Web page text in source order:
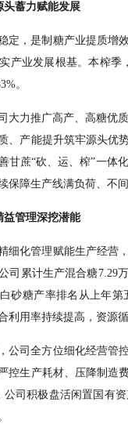
蓄力赋能发展
定，是制糖产业提质增
产业发展根基。本榨
。
大力推广高产、高糖优
、产能提升筑牢源头优
甘蔗“砍、运、榨”一体
保障生产线满负荷、不
管理深挖潜能
细化管理赋能生产经营
司累计生产混合糖7.29
砂糖产率排名从上年
利用率持续提高，资源
公司全方位细化经营管
控生产耗材、压降制造
公司积极盘活闲置国有